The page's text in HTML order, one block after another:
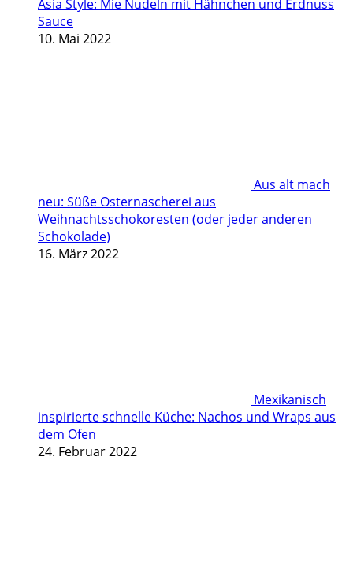
Asia Style: Mie Nudeln mit Hähnchen und Erdnuss
Sauce
10. Mai 2022
Aus alt mach
neu: Süße Osternascherei aus
Weihnachtsschokoresten (oder jeder anderen
Schokolade)
16. März 2022
Mexikanisch
inspirierte schnelle Küche: Nachos und Wraps aus
dem Ofen
24. Februar 2022